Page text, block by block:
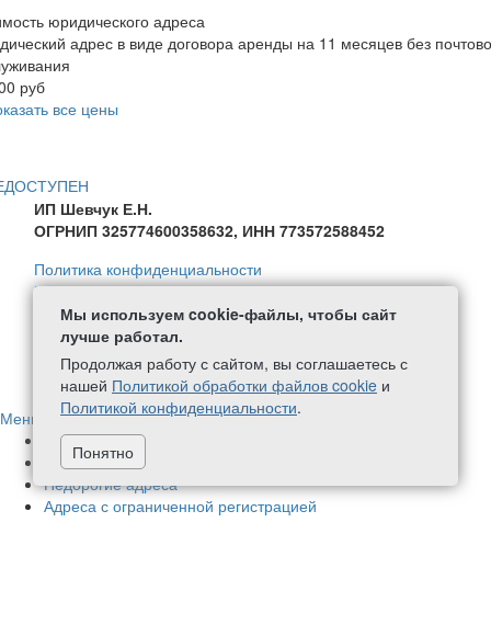
юридического адреса
адрес в виде договора аренды на 11 месяцев без
руб
все цены
ИП Шевчук Е.Н.
ОГРНИП 325774600358632, ИНН 773572588452
Политика конфиденциальности
Политика в отношении обработки персональных данных
Согласие на обработку персональных данных
Политика обработки файлов Cookie
+7 (499) 111-59-08
написать нам
Меню
Адреса в нашей собственности
Немассовые адреса
Недорогие адреса
Адреса с ограниченной регистрацией
Мы используем cookie-файлы, чтобы сайт
лучше работал.
Продолжая работу с сайтом, вы соглашаетесь с
нашей Политикой обработки файлов cookie и
Политикой конфиденциальности.
Понятно